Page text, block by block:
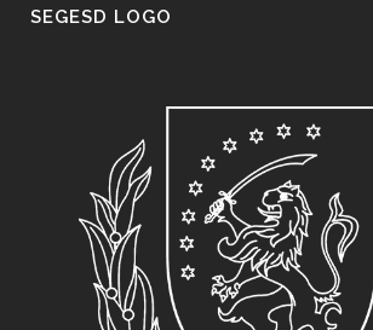
SEGESD LOGO